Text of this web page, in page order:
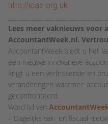
http://icas.org.uk
Lees meer vaknieuws voor
AccountantWeek.nl.
AccountantWeek biedt u het
een nieuwe innovatieve
krijgt u een verfrissende en
veranderingen waarmee
geconfronteerd.
Word lid van
– Dagelijks vak- en fiscaal